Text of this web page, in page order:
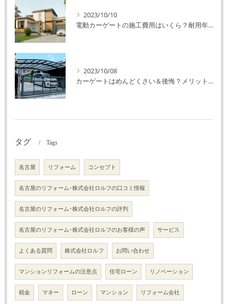
2023/10/10
電動カーゲートの施工費用はいくら？耐用年数や注意点を解説！
2023/10/08
カーゲートはめんどくさい＆後悔？メリット・デメリットを解説！
タグ Tags
名古屋 リフォーム コンセプト
名古屋のリフォーム･株式会社ロルフの口コミ情報
名古屋のリフォーム･株式会社ロルフの評判
名古屋のリフォーム･株式会社ロルフのお客様の声 サービス
よくある質問 株式会社ロルフ お問い合わせ
マンションリフォームの注意点 住宅ローン リノベーション
税金 マネー ローン マンション リフォーム会社